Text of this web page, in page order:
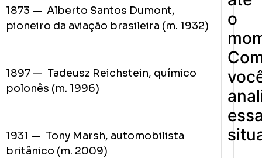
1873 — Alberto Santos Dumont,
pioneiro da aviação brasileira (m. 1932)
1897 — Tadeusz Reichstein, químico
polonês (m. 1996)
1931 — Tony Marsh, automobilista
britânico (m. 2009)
o